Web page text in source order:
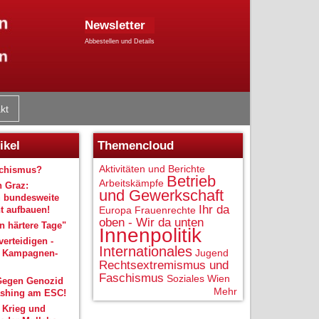
Newsletter
Abbestellen und Details
Graz:
bundesweite
aufbauen!
härtere Tage"
-
Genozid
am ESC!
Krieg und
Themencloud
Aktivitäten und Berichte
Arbeitskämpfe Betrieb
und Gewerkschaft
Europa Frauenrechte Ihr da
oben - Wir da unten
Innenpolitik
Internationales Jugend
Rechtsextremismus und
Faschismus Soziales Wien
Mehr